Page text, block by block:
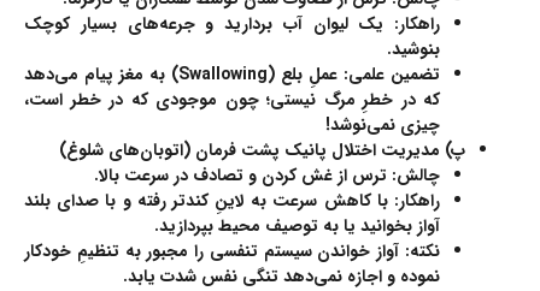
راهکار: یک لیوان آب بردارید و جرعه‌های بسیار کوچک
بنوشید.
تضمین علمی:
عملِ بلع (Swallowing) به مغز پیام می‌دهد
که در خطرِ مرگ نیستی؛ چون موجودی که در خطر است،
چیزی نمی‌نوشد!
پ) مدیریت اختلال پانیک پشت فرمان (اتوبان‌های شلوغ)
چالش: ترس از غش کردن و تصادف در سرعت بالا.
راهکار: با کاهش سرعت به لاینِ کندتر رفته و با صدای بلند
آواز بخوانید یا به توصیف محیط بپردازید.
نکته: آواز خواندن سیستم تنفسی را مجبور به تنظیمِ خودکار
نموده و اجازه نمی‌دهد تنگی نفس شدت یابد.